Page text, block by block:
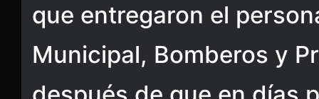
que entregaron el
Municipal, Bomberos y